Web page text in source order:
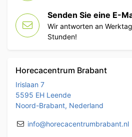
Senden Sie eine E-
Wir antworten an
Stunden!
Horecacentrum Brabant
Irislaan 7
5595 EH Leende
Noord-Brabant, Nederland
info@horecacentrumbrabant.nl